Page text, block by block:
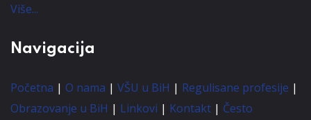
Više...
Navigacija
Početna | O nama | VŠU u BiH | Regulisane profesije |
Obrazovanje u BiH | Linkovi | Kontakt | Često